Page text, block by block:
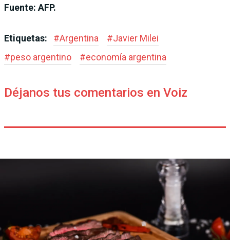
Fuente: AFP.
Etiquetas: #Argentina #Javier Milei
#peso argentino #economía argentina
Déjanos tus comentarios en Voiz